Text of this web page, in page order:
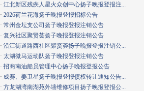
· 江北新区残疾人星火众创中心扬子晚报登报注...
· 2026荷兰花海扬子晚报登报招标公告
· 常州金坛支公司扬子晚报登报注销公告
· 复兴社区聚贤荟扬子晚报登报注销公告
· 沿江街道路西社区聚贤荟扬子晚报登报注销公...
· 太湖微马运动队扬子晚报登报注销公告
· 招商南油船员管理中心扬子晚报登报公告
· 成赛、姜卫星扬子晚报登报债权转让通知公告...
· 方龙湖湾南湖苑外墙维修项目扬子晚报登报公...